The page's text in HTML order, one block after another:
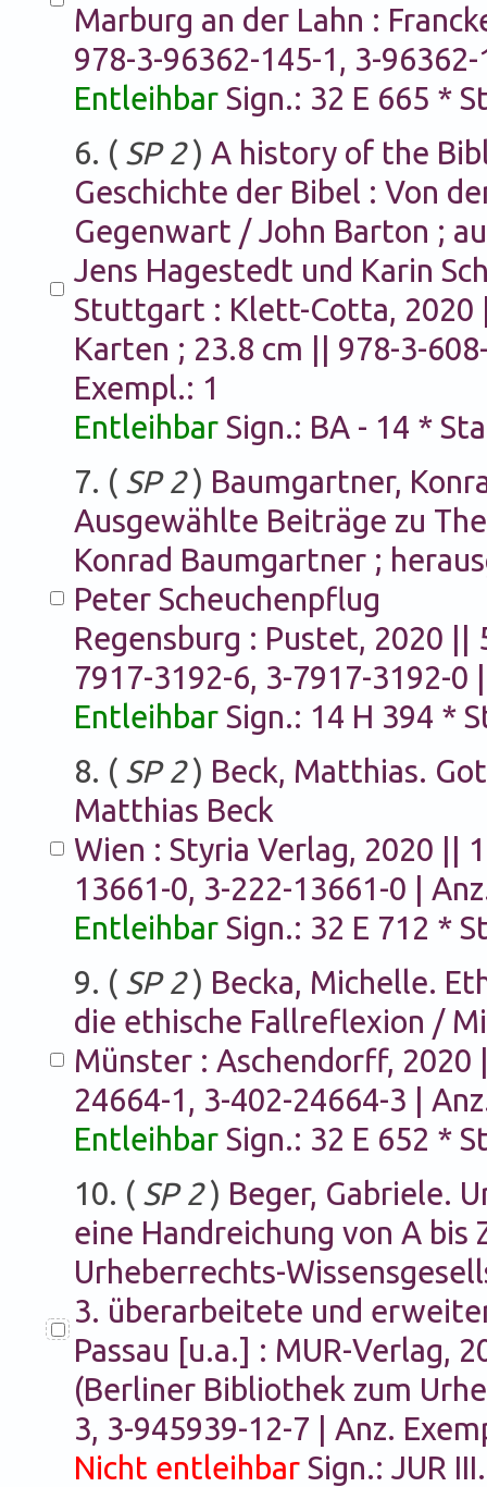
Marburg an der Lahn :
978-3-96362-145-1, 3-
Entleihbar Sign.: 32 E 665 *
6. ( SP 2) A history of the
Geschichte der Bibel : Von
Gegenwart / John Barton ;
Jens Hagestedt und Karin
Stuttgart : Klett-Cotta, 2020
Karten ; 23.8 cm || 978-3-
Exempl.: 1
Entleihbar Sign.: BA - 14 *
7. ( SP 2) Baumgartner,
Ausgewählte Beiträge zu
Konrad Baumgartner ;
Peter Scheuchenpflug
Regensburg : Pustet, 2020 ||
7917-3192-6, 3-7917-3192-0
Entleihbar Sign.: 14 H 394 *
8. ( SP 2) Beck, Matthias.
Matthias Beck
Wien : Styria Verlag, 2020 ||
13661-0, 3-222-13661-0 |
Entleihbar Sign.: 32 E 712 *
9. ( SP 2) Becka, Michelle.
die ethische Fallreflexion /
Münster : Aschendorff, 2020
24664-1, 3-402-24664-3 |
Entleihbar Sign.: 32 E 652 *
10. ( SP 2) Beger, Gabriele.
eine Handreichung von A
Urheberrechts-
3. überarbeitete und
Passau [u.a.] : MUR-Verlag,
(Berliner Bibliothek zum
3, 3-945939-12-7 | Anz.
Nicht entleihbar Sign.: JUR